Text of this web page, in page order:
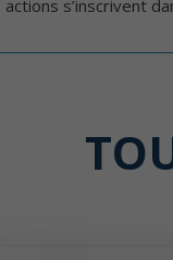
s’inscrivent